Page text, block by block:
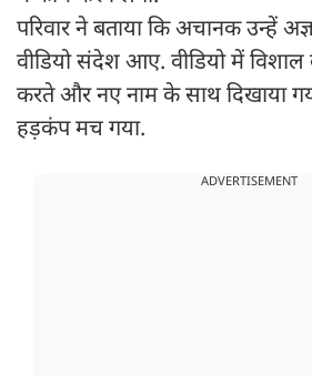
परिवार ने बताया कि अचानक उन्हें
वीडियो संदेश आए. वीडियो में
करते और नए नाम के साथ दिखाया
हड़कंप मच गया.
ADVERTISEMENT